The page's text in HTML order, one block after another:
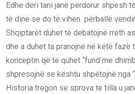
Edhe deri tani janë përdorur shpesh
të dinë se do të vihen përballë
Shqiptarët duhet të debatojnë rreth
dhe a duhet ta pranojnë në këtë
konceptin që të quhet “fund me
shpresojnë se kështu shpëtojnë nga
Historia tregon se sprova të tilla u